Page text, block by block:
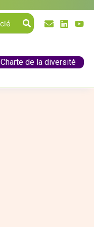
Charte de la diversité